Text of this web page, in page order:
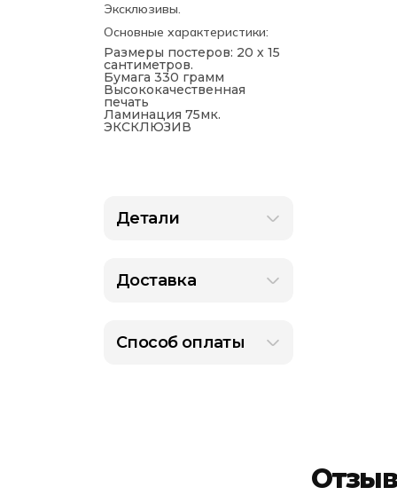
Эксклюзивы.
Основные характеристики:
Размеры постеров: 20 х 15
сантиметров.
Бумага 330 грамм
Высококачественная
печать
Ламинация 75мк.
ЭКСКЛЮЗИВ
Детали
Доставка
Способ оплаты